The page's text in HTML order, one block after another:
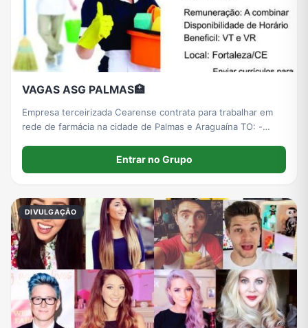
VAGAS ASG PALMAS🏥
Empresa terceirizada Cearense contrata para trabalhar em
rede de farmácia na cidade de Palmas e Araguaína TO: -
EXPERIÊNCIA COM LIMPEZA/CONSERVAÇÃO; - -
EXPERIÊNCIA COM MOP ÚMIDO E MOP PÓ (DIFERENCIAL)
Entrar no Grupo
DIVULGAÇÃO